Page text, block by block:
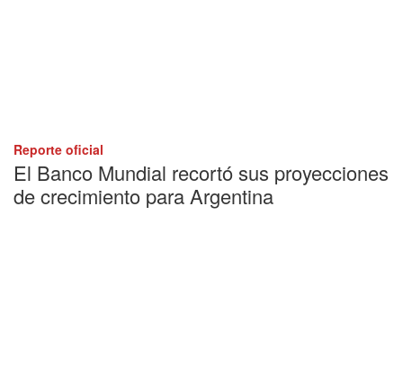
Reporte oficial
El Banco Mundial recortó sus proyecciones
de crecimiento para Argentina